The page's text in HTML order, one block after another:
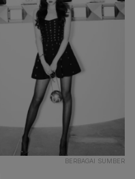
BERBAGAI SUMBER